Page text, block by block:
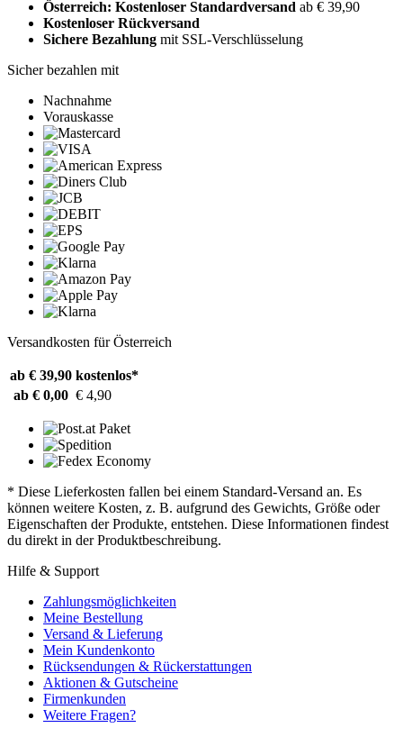
Österreich: Kostenloser Standardversand ab € 39,90
Kostenloser Rückversand
Sichere Bezahlung mit SSL-Verschlüsselung
Sicher bezahlen mit
Nachnahme
Vorauskasse
Versandkosten für Österreich
ab € 39,90 kostenlos*
ab € 0,00 € 4,90
* Diese Lieferkosten fallen bei einem Standard-Versand an. Es
können weitere Kosten, z. B. aufgrund des Gewichts, Größe oder
Eigenschaften der Produkte, entstehen. Diese Informationen findest
du direkt in der Produktbeschreibung.
Hilfe & Support
Zahlungsmöglichkeiten
Meine Bestellung
Versand & Lieferung
Mein Kundenkonto
Rücksendungen & Rückerstattungen
Aktionen & Gutscheine
Firmenkunden
Weitere Fragen?